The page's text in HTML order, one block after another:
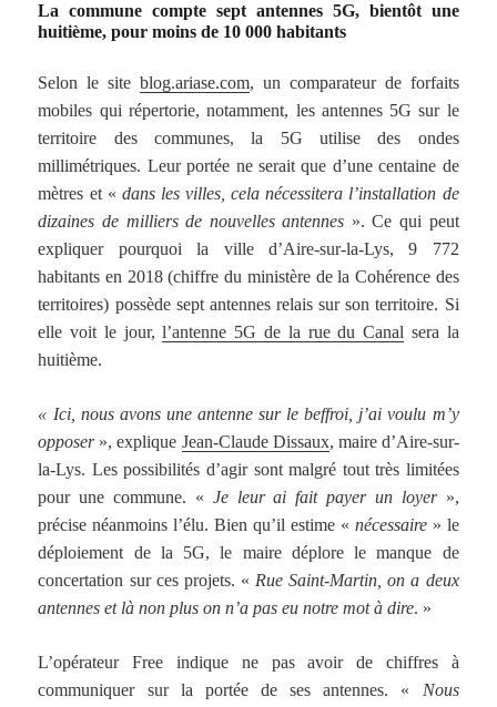
La commune compte sept antennes 5G, bientôt une
huitième, pour moins de 10 000 habitants
Selon le siteblog.ariase.com, un comparateur de forfaits
mobiles qui répertorie, notamment, les antennes 5G sur le
territoire des communes, la 5G utilise des ondes
millimétriques. Leur portée ne serait que d’une centaine de
mètres et « dans les villes, cela nécessitera l’installation de
dizaines de milliers de nouvelles antennes ». Ce qui peut
expliquer pourquoi la ville d’Aire-sur-la-Lys, 9 772
habitants en 2018 (chiffre du ministère de la Cohérence des
territoires) possède sept antennes relais sur son territoire. Si
elle voit le jour,l’antenne 5G de la rue du Canal sera la
huitième.
« Ici, nous avons une antenne sur le beffroi, j’ai voulu m’y
opposer », explique Jean-Claude Dissaux, maire d’Aire-sur-
la-Lys. Les possibilités d’agir sont malgré tout très limitées
pour une commune. « Je leur ai fait payer un loyer»,
précise néanmoins l’élu. Bien qu’il estime « nécessaire» le
déploiement de la 5G, le maire déplore le manque de
concertation sur ces projets. « Rue Saint-Martin, on a deux
antennes et là non plus on n’a pas eu notre mot à dire. »
L’opérateur Free indique ne pas avoir de chiffres à
communiquer sur la portée de ses antennes. « Nous